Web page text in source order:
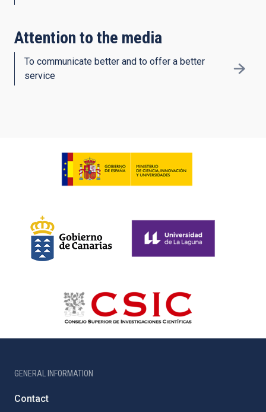
Attention to the media
To communicate better and to offer a better
service
GENERAL INFORMATION
Contact